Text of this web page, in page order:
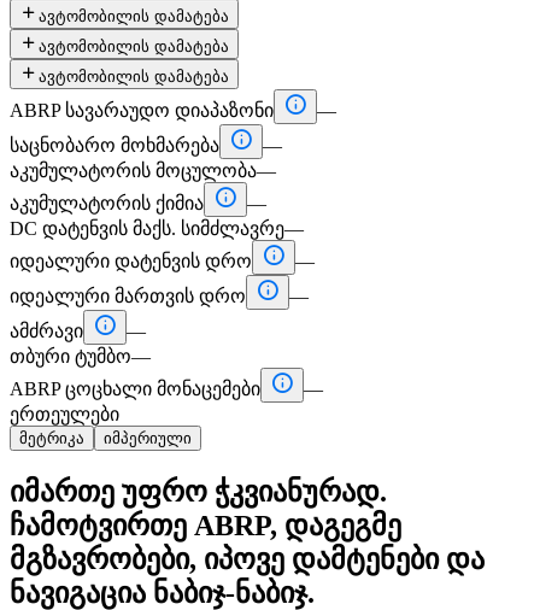
 ავტომობილის დამატება
 ავტომობილის დამატება
 ავტომობილის დამატება
ABRP სავარაუდო დიაპაზონი  —
საცნობარო მოხმარება  —
აკუმულატორის მოცულობა—
აკუმულატორის ქიმია  —
DC დატენვის მაქს. სიმძლავრე—
იდეალური დატენვის დრო
 —
იდეალური მართვის დრო
 —
ამძრავი  —
თბური ტუმბო—
ABRP ცოცხალი მონაცემები  —
ერთეულები
მეტრიკა იმპერიული
იმართე უფრო ჭკვიანურად.
ჩამოტვირთე ABRP, დაგეგმე
მგზავრობები, იპოვე დამტენები და
ნავიგაცია ნაბიჯ-ნაბიჯ.